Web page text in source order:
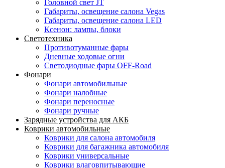
Головной свет JT
Габариты, освещение салона Vegas
Габариты, освещение салона LED
Ксенон: лампы, блоки
Светотехника
Противотуманные фары
Дневные ходовые огни
Светодиодные фары OFF-Road
Фонари
Фонари автомобильные
Фонари налобные
Фонари переносные
Фонари ручные
Зарядные устройства для АКБ
Коврики автомобильные
Коврики для салона автомобиля
Коврики для багажника автомобиля
Коврики универсальные
Коврики влаговпитывающие